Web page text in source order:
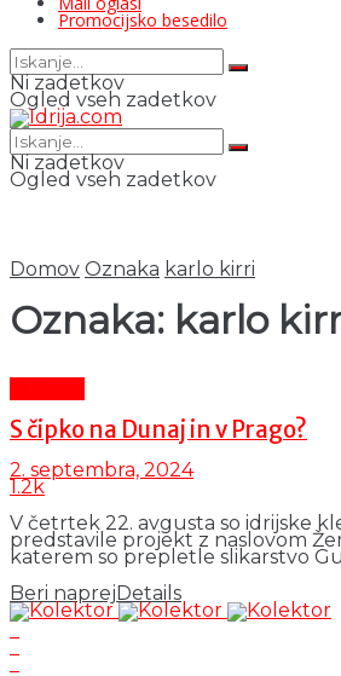
Promocijsko besedilo
Ni zadetkov
Ogled vseh zadetkov
Ni zadetkov
Ogled vseh zadetkov
Domov Oznaka karlo kirri
Oznaka: karlo
S čipko na Dunaj in v Prago?
2. septembra, 2024
1.2k
V četrtek 22. avgusta so idrijske
predstavile projekt z naslovom
katerem so prepletle slikarstvo
Beri naprej Details